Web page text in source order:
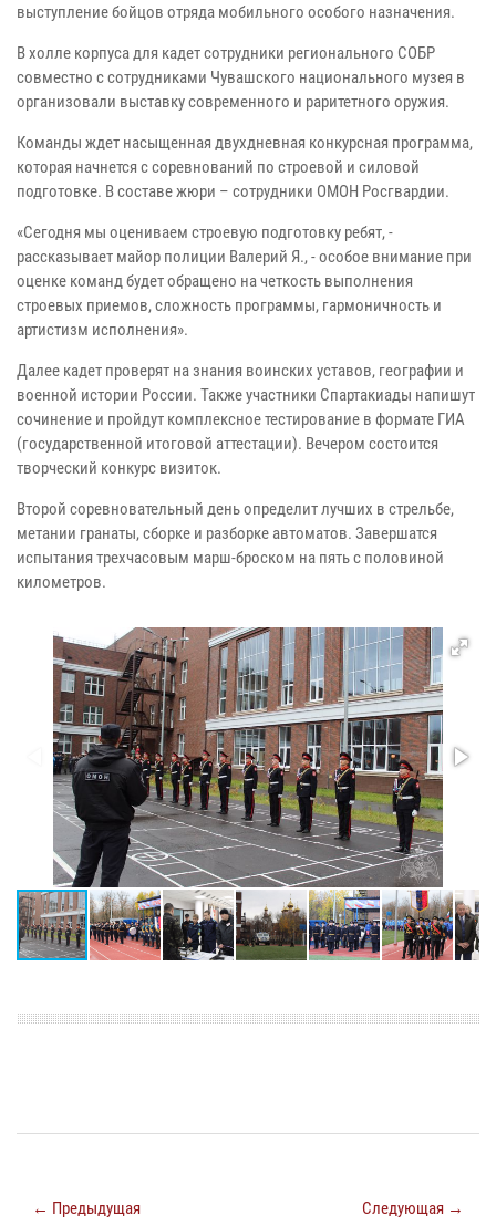
выступление бойцов отряда мобильного особого назначения.
В холле корпуса для кадет сотрудники регионального СОБР
совместно с сотрудниками Чувашского национального музея в
организовали выставку современного и раритетного оружия.
Команды ждет насыщенная двухдневная конкурсная программа,
которая начнется с соревнований по строевой и силовой
подготовке. В составе жюри – сотрудники ОМОН Росгвардии.
«Сегодня мы оцениваем строевую подготовку ребят, -
рассказывает майор полиции Валерий Я., - особое внимание при
оценке команд будет обращено на четкость выполнения
строевых приемов, сложность программы, гармоничность и
артистизм исполнения».
Далее кадет проверят на знания воинских уставов, географии и
военной истории России. Также участники Спартакиады напишут
сочинение и пройдут комплексное тестирование в формате ГИА
(государственной итоговой аттестации). Вечером состоится
творческий конкурс визиток.
Второй соревновательный день определит лучших в стрельбе,
метании гранаты, сборке и разборке автоматов. Завершатся
испытания трехчасовым марш-броском на пять с половиной
километров.
← Предыдущая Следующая →